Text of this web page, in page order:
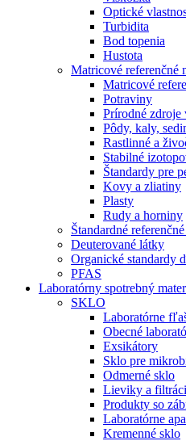
Optické
Turbidita
Bod topenia
Hustota
Matricové referenčné
Matricové
Potraviny
Prírodné zdroje
Pôdy, kaly,
Rastlinné a
Stabilné
Štandardy pre
Kovy a zliatiny
Plasty
Rudy a horniny
Štandardné
Deuterované látky
Organické standardy
PFAS
Laboratórny spotrebný
SKLO
Laboratórne
Obecné
Exsikátory
Sklo pre
Odmerné sklo
Lieviky a
Produkty so
Laboratórne
Kremenné sklo